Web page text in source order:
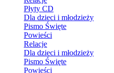
Płyty CD
Dla dzieci i młodzieży
Pismo Święte
Powieści
Relacje
Dla dzieci i młodzieży
Pismo Święte
Powieści